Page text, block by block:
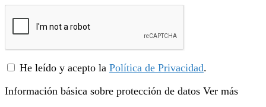
He leído y acepto la Política de Privacidad.
Información básica sobre protección de datos Ver más